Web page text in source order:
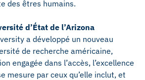
des êtres humains.
d’État de l’Arizona
a développé un nouveau
de recherche américaine,
engagée dans l’accès, l’excellence
mesure par ceux qu’elle inclut, et